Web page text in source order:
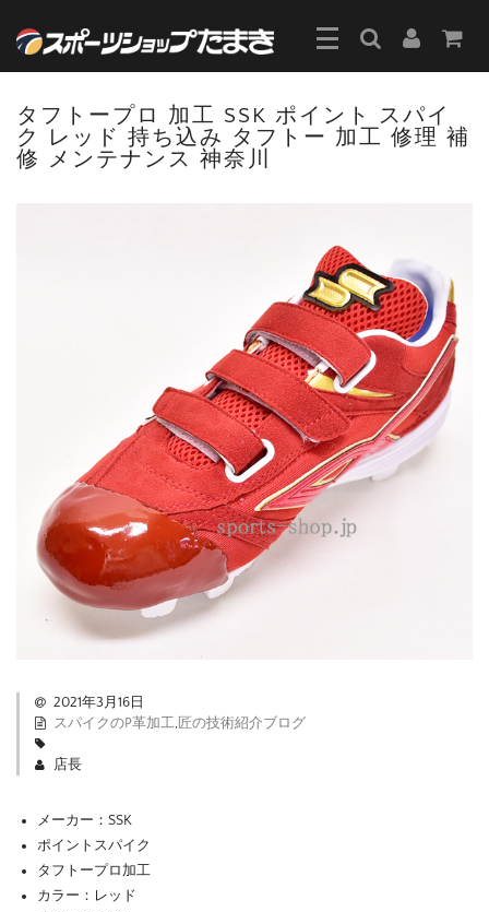
タフトープロ 加工 SSK ポイント スパイ
ク レッド 持ち込み タフトー 加工 修理 補
修 メンテナンス 神奈川
2021年3月16日
スパイクのP革加工, 匠の技術紹介ブログ
店長
メーカー：SSK
ポイントスパイク
タフトープロ加工
カラー：レッド